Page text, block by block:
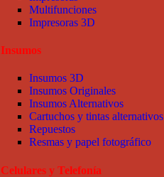
Multifunciones
Impresoras 3D
Insumos
Insumos 3D
Insumos Originales
Insumos Alternativos
Cartuchos y tintas alternativos
Repuestos
Resmas y papel fotográfico
Celulares y Telefonía